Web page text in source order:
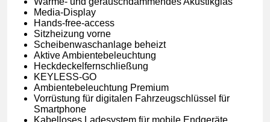
Media-Display
Hands-free-access
Sitzheizung vorne
Scheibenwaschanlage beheizt
Aktive Ambientebeleuchtung
Heckdeckelfernschließung
KEYLESS-GO
Ambientebeleuchtung Premium
Vorrüstung für digitalen Fahrzeugschlüssel für
Smartphone
Kabelloses Ladesystem für mobile Endgeräte